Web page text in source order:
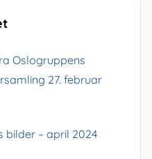
Oslogruppens
27. februar
bilder – april 2024